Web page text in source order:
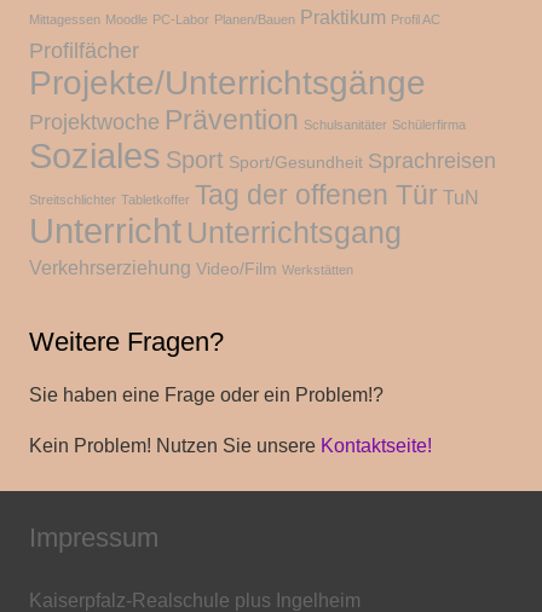
Mittagessen Moodle PC-Labor Planen/Bauen Praktikum Profil AC
Profilfächer
Projekte/Unterrichtsgänge
Projektwoche Prävention Schulsanitäter Schülerfirma
Soziales Sport Sport/Gesundheit Sprachreisen
Streitschlichter Tabletkoffer Tag der offenen Tür TuN
Unterricht Unterrichtsgang
Verkehrserziehung Video/Film Werkstätten
Weitere Fragen?
Sie haben eine Frage oder ein Problem!?
Kein Problem! Nutzen Sie unsere Kontaktseite!
Impressum
Kaiserpfalz-Realschule plus Ingelheim